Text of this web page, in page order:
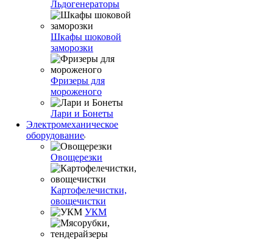
Льдогенераторы
Шкафы шоковой
заморозки
Фризеры для
мороженого
Лари и Бонеты
Электромеханическое
оборудование
Овощерезки
Картофелечистки,
овощечистки
УКМ